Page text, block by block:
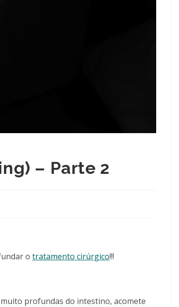
– Parte 2
o tratamento cirúrgico!!!
profundas do intestino, acomete